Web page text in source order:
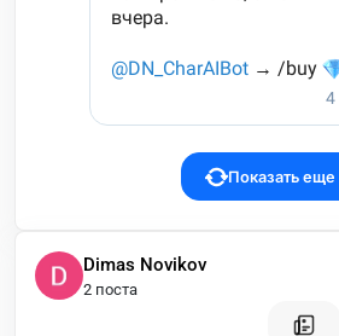
Показать еще
Dimas Novikov
2 поста